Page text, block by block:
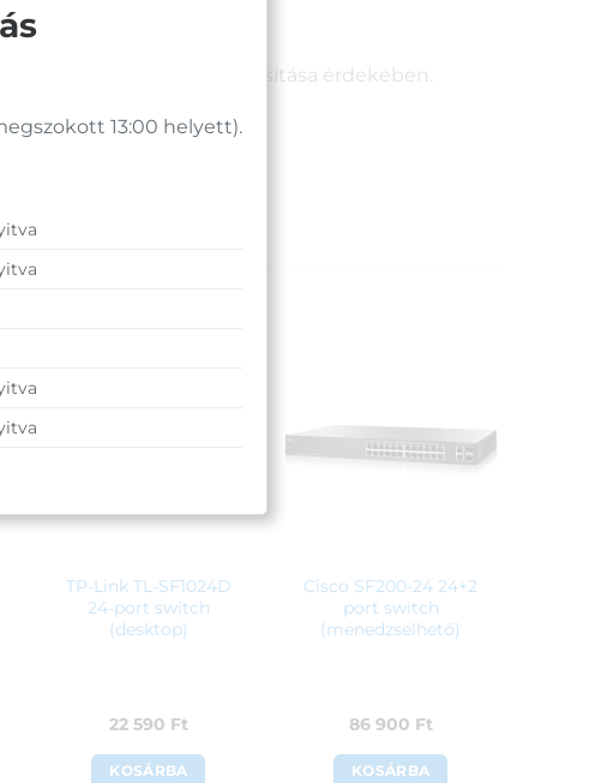
és stabil működés biztosítása érdekében.
TP-Link TL-SF1024D
24-port switch
(desktop)
22 590 Ft
KOSÁRBA
Cisco SF200-24 24+2
port switch
(menedzselhető)
86 900 Ft
KOSÁRBA
13:00 helyett).